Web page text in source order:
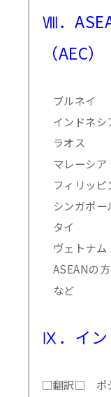
Ⅷ．
（AEC）
ブルネイ
インドネシ
ラオス
マレーシア
フィリッピ
シンガポー
タイ
ヴェトナム
ASEANの
など
Ⅸ．イン
□翻訳□ ポジ